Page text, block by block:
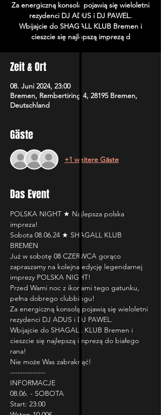
Za energiczną konsolą pojawią się wieloletni
rezydenci DJ ADUS i DJ PAWEL.
Wbijajcie do SHAGALL KLUB Bremen i
cieszcie się najlepszą imprezą d
Zeit & Ort
08. Juni 2024, 23:00
Bremen, Rembertiring 4, 28195 Bremen,
Deutschland
Gäste
+1 weitere Gäste
Das Event
POLSKA NIGHT ★ Najlepsza polska
impreza!
Sobota 08.06.24 ★ SHAGALL KLUB
BREMEN
Już w sobotę 08 CZERWCA gorąco
zapraszamy na kolejna edycję legendarnej
imprezy POLSKA NIGHT!
Przed Wami noc z ikonami tego gatunku,
pełna dobrego clubbingu!
Za energiczną konsolą pojawią się wieloletni
rezydenci DJ ADUS i DJ PAWEL.
Wbijajcie do SHAGALL KLUB Bremen i
cieszcie się najlepszą imprezą do białego
rana!
Nie może Was zabraknąć!
--------------
INFORMACJE
08.06. - SOBOTA
Start: 23:00